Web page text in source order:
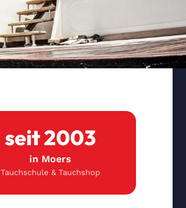
seit 2003
in Moers
Tauchschule & Tauchshop